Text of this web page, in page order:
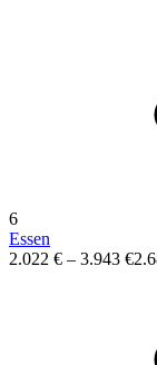
6
Essen
2.022 € – 3.943 €